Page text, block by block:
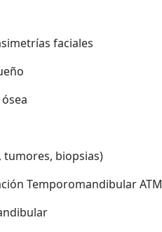
faciales
tumores, biopsias)
Temporomandibular ATM